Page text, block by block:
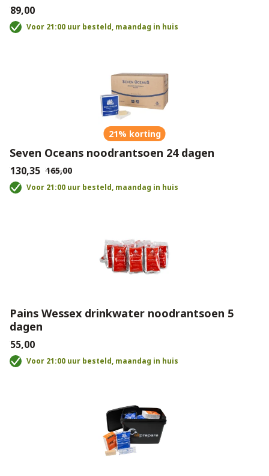
€89,00
Voor 21:00 uur besteld, maandag in huis
21% korting
Seven Oceans noodrantsoen 24 dagen
€130,35 €165,00
Voor 21:00 uur besteld, maandag in huis
Pains Wessex drinkwater noodrantsoen 5
dagen
€55,00
Voor 21:00 uur besteld, maandag in huis